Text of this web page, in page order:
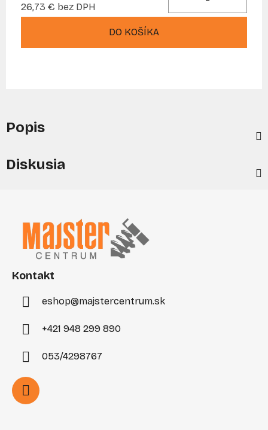
26,73 € bez DPH
DO KOŠÍKA
Popis
Diskusia
Kontakt
eshop@majstercentrum.sk
+421 948 299 890
053/4298767